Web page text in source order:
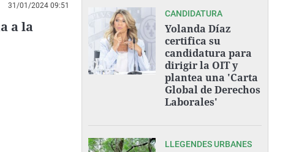
31/01/2024 09:51
a la
CANDIDATURA
Yolanda Díaz
certifica su
candidatura para
dirigir la OIT y
plantea una 'Carta
Global de Derechos
Laborales'
LLEGENDES URBANES